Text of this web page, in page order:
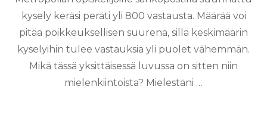
kysely keräsi peräti yli 800 vastausta. Määrää voi
pitää poikkeuksellisen suurena, sillä keskimäärin
kyselyihin tulee vastauksia yli puolet vähemmän.
Mikä tässä yksittäisessä luvussa on sitten niin
mielenkiintoista? Mielestäni …